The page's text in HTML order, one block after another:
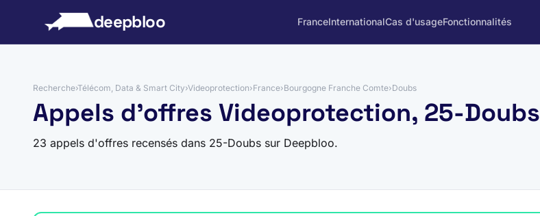
deepbloo FranceInternationalCas d'usageFonctionnalités
Recherche›Télécom, Data & Smart City›Videoprotection›France›Bourgogne Franche Comte›Doubs
Appels d'offres Videoprotection, 25-Doubs
23 appels d'offres recensés dans 25-Doubs sur Deepbloo.